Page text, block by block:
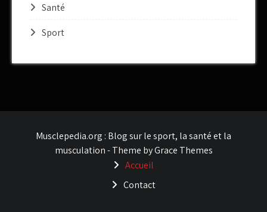
Santé
Sport
Musclepedia.org : Blog sur le sport, la santé et la
musculation - Theme by Grace Themes
Accueil
Contact